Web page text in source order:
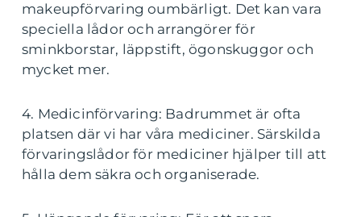
makeupförvaring oumbärligt. Det kan vara
speciella lådor och arrangörer för
sminkborstar, läppstift, ögonskuggor och
mycket mer.
4. Medicinförvaring: Badrummet är ofta
platsen där vi har våra mediciner. Särskilda
förvaringslådor för mediciner hjälper till att
hålla dem säkra och organiserade.